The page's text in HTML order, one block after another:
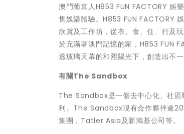
澳門葡京人H853 FUN FACTORY 娛
售娛樂體驗。H853 FUN FACTORY
欣賞及工作坊，從衣、食、住、行及
於充滿著澳門記憶的家，H853 FUN
透玻璃天幕的和熙陽光下，創造出不
有關The Sandbox
The Sandbox是一個去中心化、社區
利。The Sandbox現有合作夥伴逾
集團，Tatler Asia及新鴻基公司等。